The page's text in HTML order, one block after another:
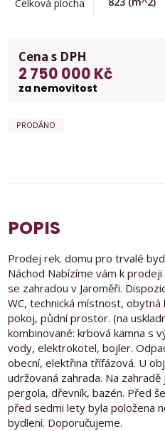
Celková plocha
Cena s DPH
2 750 000 Kč
za nemovitost
PRODÁNO
POPIS
Prodej rek. domu pro trvalé
Náchod Nabízíme vám k
se zahradou v Jaroměři.
WC, technická místnost,
pokoj, půdní prostor. (na
kombinované: krbová kamna s
vody, elektrokotel, bojler.
obecní, elektřina třífázová. U
udržovaná zahrada. Na
pergola, dřevník, bazén. Před
před sedmi lety byla položena
bydlení. Doporučujeme.